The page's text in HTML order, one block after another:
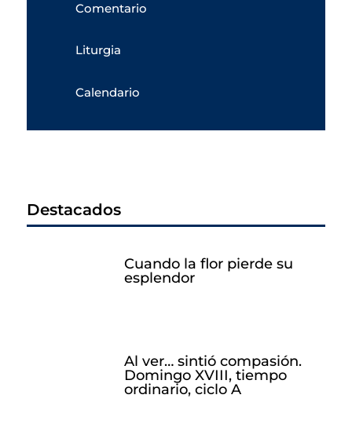
Comentario
Liturgia
Calendario
Destacados
Cuando la flor pierde su
esplendor
Al ver… sintió compasión.
Domingo XVIII, tiempo
ordinario, ciclo A